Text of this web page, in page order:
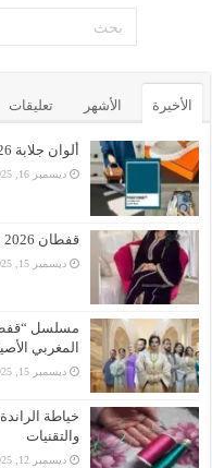
الأخيرة الأشهر تعليقات
ألوان جلابة 2026 الألوان الأكثر تميز خلال السنة
ديسمبر 16, 2025
قفطان 2026 على قماش المبرة لمسة الدوبلور
ديسمبر 15, 2025
مسلسل
المغربي
ديسمبر 15, 2025
خياطة
والتقنيات
ديسمبر 12, 2025